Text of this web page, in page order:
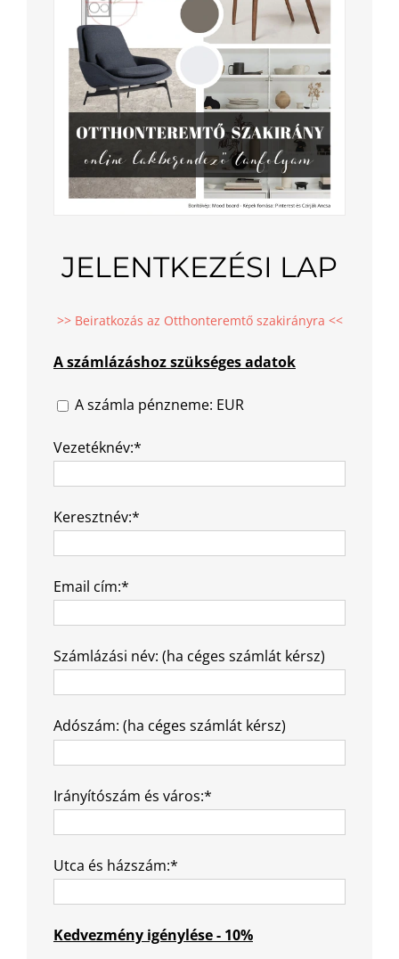
JELENTKEZÉSI LAP
>> Beiratkozás az Otthonteremtő szakirányra <<
A számlázáshoz szükséges adatok
A számla pénzneme: EUR
Vezetéknév:*
Keresztnév:*
Email cím:*
Számlázási név: (ha céges számlát kérsz)
Adószám: (ha céges számlát kérsz)
Irányítószám és város:*
Utca és házszám:*
Kedvezmény igénylése - 10%